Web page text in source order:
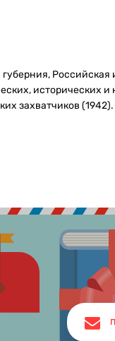
исторических
захватчиков